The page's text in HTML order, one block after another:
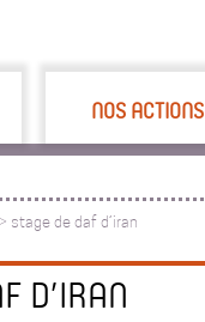
NOS ACTIONS
stage de daf d’iran
D’IRAN